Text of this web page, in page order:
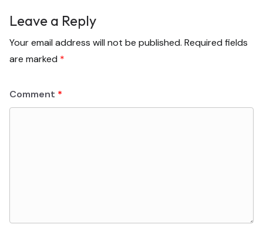
Leave a Reply
Your email address will not be published. Required fields
are marked *
Comment *